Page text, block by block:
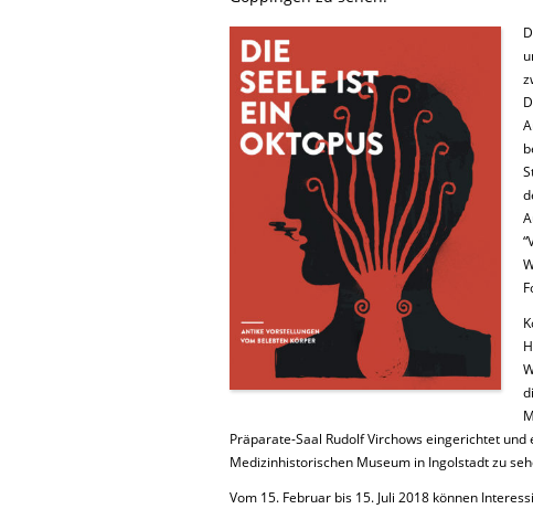
Präparate-Saal Rudolf Virchows eingerichtet
Medizinhistorischen Museum in Ingolstadt zu
Vom 15. Februar bis 15. Juli 2018 können